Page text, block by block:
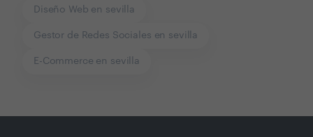
Diseño Web en sevilla
Gestor de Redes Sociales en sevilla
E-Commerce en sevilla